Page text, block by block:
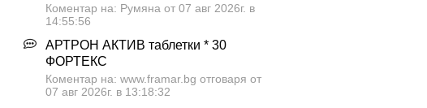
Коментар на: Румяна от 07 авг 2026г. в
14:55:56
АРТРОН АКТИВ таблетки * 30
ФОРТЕКС
Коментар на: www.framar.bg отговаря от
07 авг 2026г. в 13:18:32